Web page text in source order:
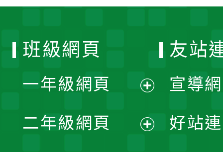
班級網頁
一年級網頁
開
二年級網頁
友站
宣導
好站